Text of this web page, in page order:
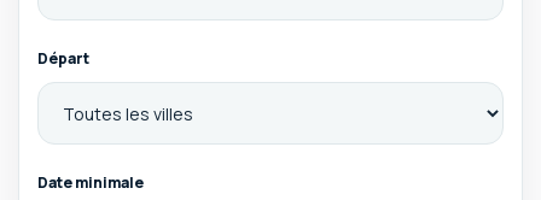
Départ
Date minimale